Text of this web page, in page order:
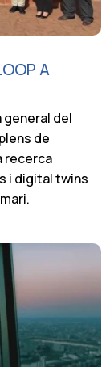
A
general del
de
recerca
i digital twins